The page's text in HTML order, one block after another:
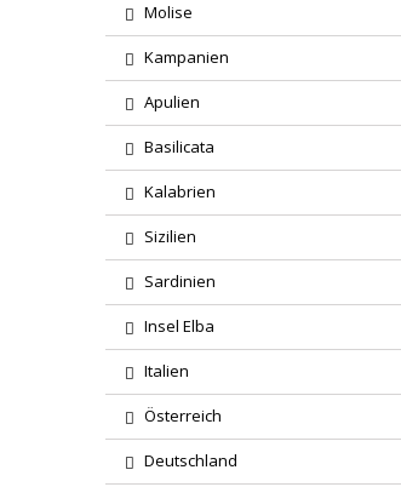
Molise
Kampanien
Apulien
Basilicata
Kalabrien
Sizilien
Sardinien
Insel Elba
Italien
Österreich
Deutschland